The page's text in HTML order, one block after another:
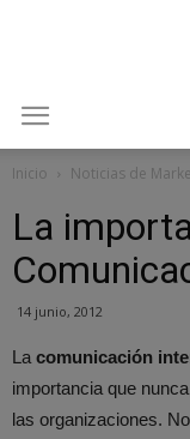
Inicio Noticias de
La
14 junio, 2012
La comunicación
importancia que
las organizaciones.